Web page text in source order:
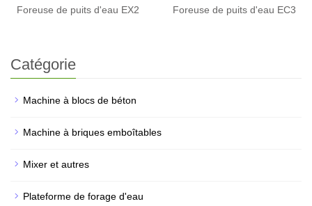
Foreuse de puits d'eau EX2 Foreuse de puits d'eau EC3
Catégorie
Machine à blocs de béton
Machine à briques emboîtables
Mixer et autres
Plateforme de forage d'eau